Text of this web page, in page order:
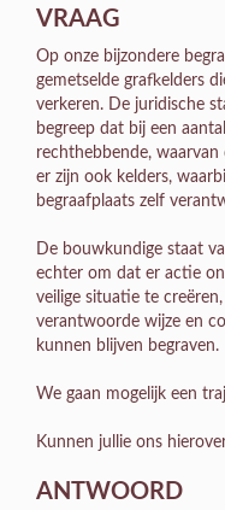
VRAAG
Op onze bijzondere
gemetselde grafkelders
verkeren. De juridische
begreep dat bij een
rechthebbende,
er zijn ook kelders,
begraafplaats zelf
De bouwkundige staat
echter om dat er actie
veilige situatie te
verantwoorde wijze en
kunnen blijven begraven.
We gaan mogelijk een
Kunnen jullie ons
ANTWOORD